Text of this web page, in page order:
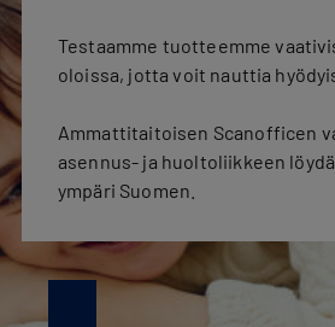
Testaamme tuotteemme
oloissa, jotta voit nauttia
Ammattitaitoisen Scanofficen
asennus- ja huoltoliikkeen
ympäri Suomen.